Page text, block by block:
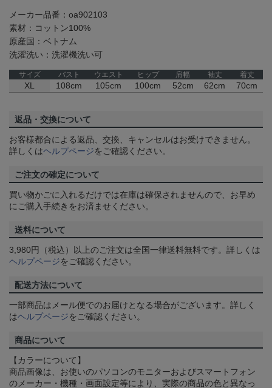
メーカー品番：oa902103
素材：コットン100%
原産国：ベトナム
洗濯洗い：洗濯機洗い可
サイズ バスト ウエスト ヒップ 肩幅 袖丈 着丈
XL 108cm 105cm 100cm 52cm 62cm 70cm
返品・交換について
お客様都合による返品、交換、キャンセルはお受けできません。
詳しくはヘルプページをご確認ください。
ご注文の確定について
買い物かごに入れるだけでは在庫は確保されませんので、お早め
にご購入手続きをお済ませください。
送料について
3,980円（税込）以上のご注文は全国一律送料無料です。詳しくは
ヘルプページをご確認ください。
配送方法について
一部商品はメール便でのお届けとなる場合がございます。詳しく
はヘルプページをご確認ください。
商品について
【カラーについて】
商品画像は、お使いのパソコンのモニターおよびスマートフォン
のメーカー・機種・画面設定等により、実際の商品の色と異なっ